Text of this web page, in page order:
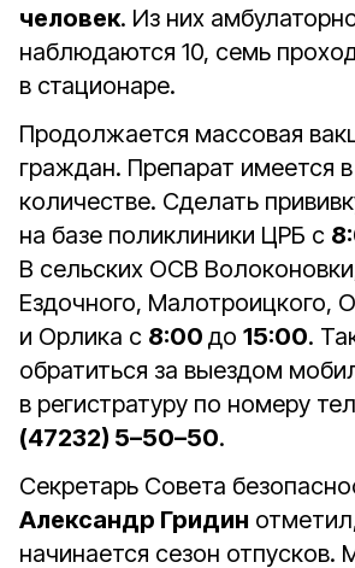
человек. Из них
наблюдаются 10, семь
в стационаре.
Продолжается массовая
граждан. Препарат имеется
количестве. Сделать
на базе поликлиники ЦРБ с
В сельских ОСВ
Ездочного, Малотроицкого,
и Орлика с 8:00 до 15:00.
обратиться за выездом
в регистратуру по номеру
(47232) 5–50–50.
Секретарь Совета
Александр Гридин
начинается сезон отпусков.